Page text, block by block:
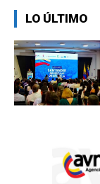
LO ÚLTIMO